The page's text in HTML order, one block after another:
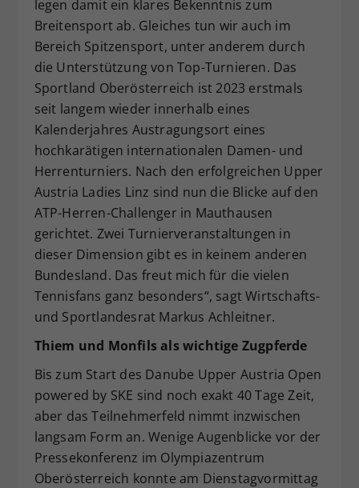
legen damit ein klares Bekenntnis zum
Breitensport ab. Gleiches tun wir auch im
Bereich Spitzensport, unter anderem durch
die Unterstützung von Top-Turnieren. Das
Sportland Oberösterreich ist 2023 erstmals
seit langem wieder innerhalb eines
Kalenderjahres Austragungsort eines
hochkarätigen internationalen Damen- und
Herrenturniers. Nach den erfolgreichen Upper
Austria Ladies Linz sind nun die Blicke auf den
ATP-Herren-Challenger in Mauthausen
gerichtet. Zwei Turnierveranstaltungen in
dieser Dimension gibt es in keinem anderen
Bundesland. Das freut mich für die vielen
Tennisfans ganz besonders“, sagt Wirtschafts-
und Sportlandesrat Markus Achleitner.
Thiem und Monfils als wichtige Zugpferde
Bis zum Start des Danube Upper Austria Open
powered by SKE sind noch exakt 40 Tage Zeit,
aber das Teilnehmerfeld nimmt inzwischen
langsam Form an. Wenige Augenblicke vor der
Pressekonferenz im Olympiazentrum
Oberösterreich konnte am Dienstagvormittag